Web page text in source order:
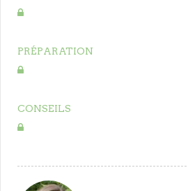
PRÉPARATION
CONSEILS